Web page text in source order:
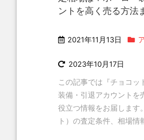
ントを高く売る方法
2021年11月13日
2023年10月17日
この記事では『チョコッ
装備・引退アカウントを
役立つ情報をお届します
ト）の査定条件、相場情